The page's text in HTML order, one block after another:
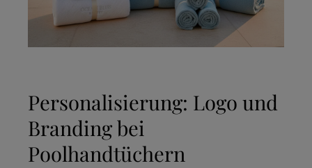
Personalisierung: Logo und
Branding bei
Poolhandtüchern